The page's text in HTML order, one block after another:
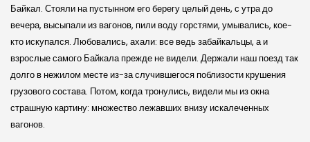
Байкал. Стояли на пустынном его берегу целый день, с утра до
вечера, высыпали из вагонов, пили воду горстями, умывались, кое-
кто искупался. Любовались, ахали: все ведь забайкальцы, а и
взрослые самого Байкала прежде не видели. Держали наш поезд так
долго в нежилом месте из-за случившегося поблизости крушения
грузового состава. Потом, когда тронулись, видели мы из окна
страшную картину: множество лежавших внизу искалеченных
вагонов.